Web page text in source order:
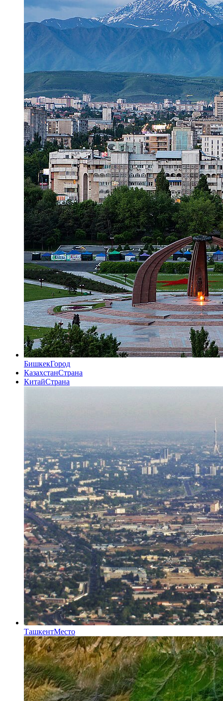
БишкекГород
КазахстанСтрана
КитайСтрана
ТашкентМесто